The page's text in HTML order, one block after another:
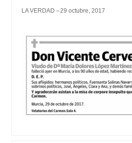
LA VERDAD 29 octubre, 2017